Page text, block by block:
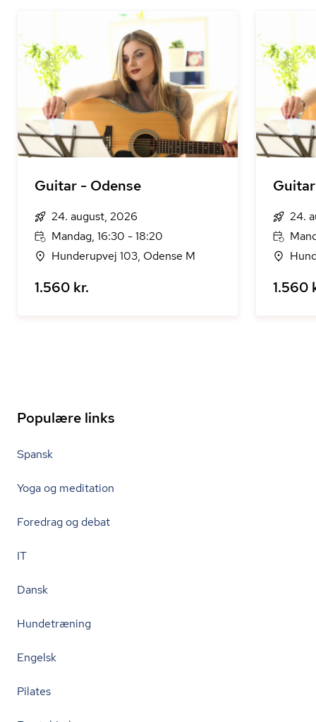
Guitar - Odense
24. august, 2026
Mandag, 16:30 - 18:20
Hunderupvej 103, Odense M
1.560 kr.
24.
1.560
Populære links
Spansk
Yoga og meditation
Foredrag og debat
IT
Dansk
Hundetræning
Engelsk
Pilates